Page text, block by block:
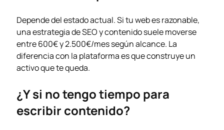
Depende del estado actual. Si tu web es razonable,
una estrategia de SEO y contenido suele moverse
entre 600€ y 2.500€/mes según alcance. La
diferencia con la plataforma es que construye un
activo que te queda.
¿Y si no tengo tiempo para
escribir contenido?